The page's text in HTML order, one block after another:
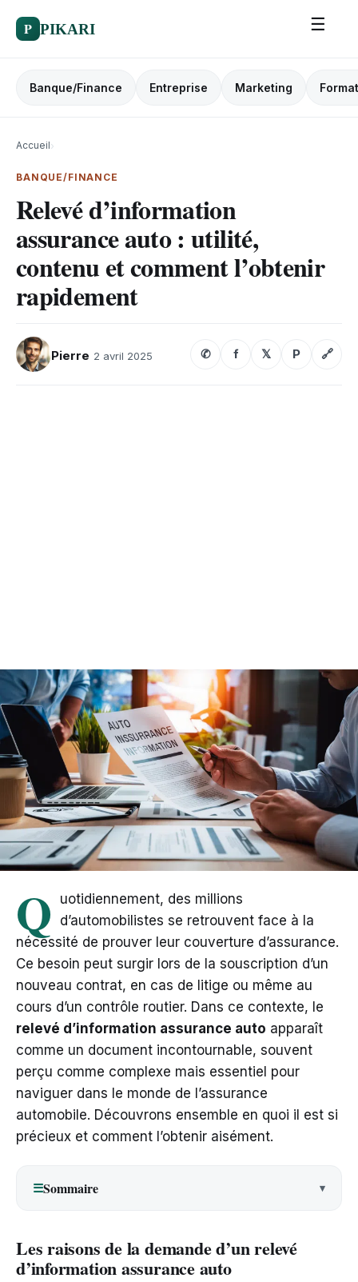
P PIKARI ☰
Banque/Finance Entreprise Marketing
Accueil›
BANQUE/FINANCE
Relevé d’information
assurance auto : utilité,
contenu et comment l’obtenir
rapidement
Pierre 2 avril 2025 ✆ f 𝕏 P 🔗
Q
uotidiennement, des millions
d’automobilistes se retrouvent face à la
nécessité de prouver leur couverture d’assurance.
Ce besoin peut surgir lors de la souscription d’un
nouveau contrat, en cas de litige ou même au
cours d’un contrôle routier. Dans ce contexte, le
relevé d’information assurance auto apparaît
comme un document incontournable, souvent
perçu comme complexe mais essentiel pour
naviguer dans le monde de l’assurance
automobile. Découvrons ensemble en quoi il est si
précieux et comment l’obtenir aisément.
☰Sommaire
Les raisons de la demande d’un relevé
d’information assurance auto